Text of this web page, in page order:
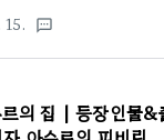
리밍시즌 전체 누적: 시
교관 시즌 1,2시즌 간추
보다는 따뜻한 유머와
어, 군대 쇼의 새로운
전직 미국 해병대원 그렉
크 마린(The Pink
15. textsms
의 집 | 등장인물&